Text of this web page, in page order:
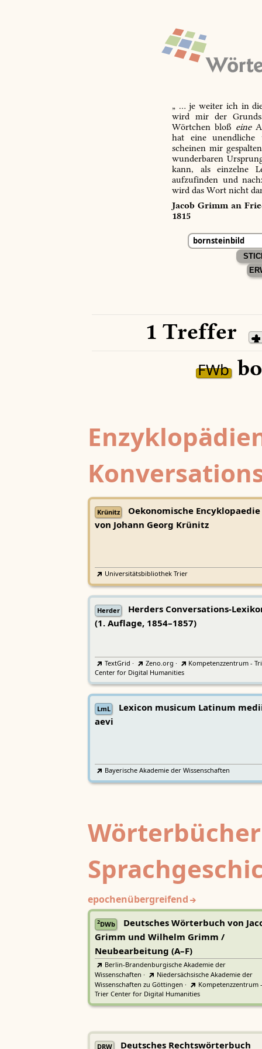
„ … je weiter ich in
wird mir der
Wörtchen bloß eine
hat eine unendliche
scheinen mir
wunderbaren
kann, als einzelne
aufzufinden und
wird das Wort nicht
Jacob Grimm an
1815
1 Treffer
FWb
Krünitz
Oekonomische Encyklopaedie
von Johann Georg Krünitz
Universitätsbibliothek Trier
Herder
Herders Conversations-
(1. Auflage, 1854–1857)
TextGrid · Zeno.org ·
Kompetenzzentrum -
Center for Digital Humanities
LmL
Lexicon musicum Latinum
aevi
Bayerische Akademie der Wissenschaften
epochenübergreifend
2DWb
Deutsches Wörterbuch von
Grimm und Wilhelm Grimm /
Neubearbeitung (A–F)
Berlin-Brandenburgische Akademie der
Wissenschaften ·
Niedersächsische Akademie der
Wissenschaften zu Göttingen ·
Kompetenzzentrum -
Trier Center for Digital Humanities
DRW Deutsches Rechtswörterbuch